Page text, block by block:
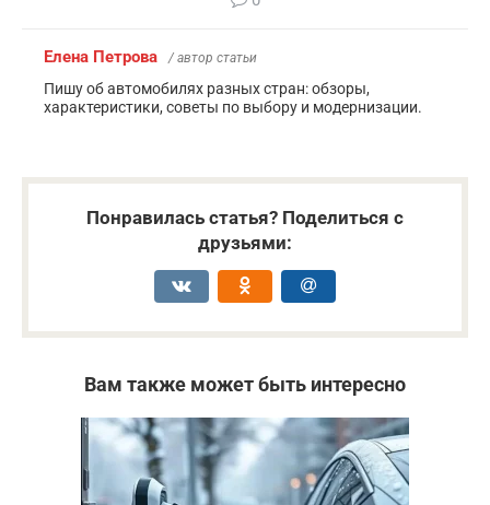
Елена Петрова / автор статьи
Пишу об автомобилях разных стран: обзоры,
характеристики, советы по выбору и модернизации.
Понравилась статья? Поделиться с
друзьями:
Вам также может быть интересно